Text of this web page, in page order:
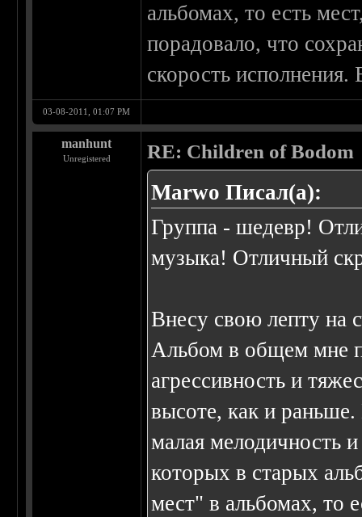
альбомах, то есть
порадовало, что
скорость
03-08-2011, 01:07 PM
manhunt
Unregistered RE: Children of Bodom
Marwo Писал(а):
Группа - шедевр!
музыка! Отличный
Внесу свою лепту на
Альбом в общем мне
агрессивность и
высоте, как и
малая мелодичность
которых в старых
мест" в альбомах, то